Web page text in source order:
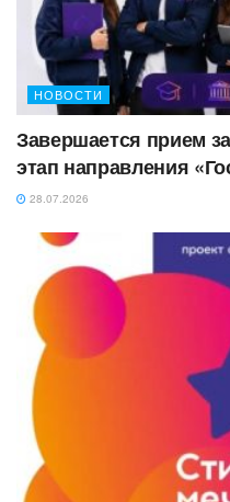
НОВОСТИ
Завершается прием
этап направления
28.07.2026